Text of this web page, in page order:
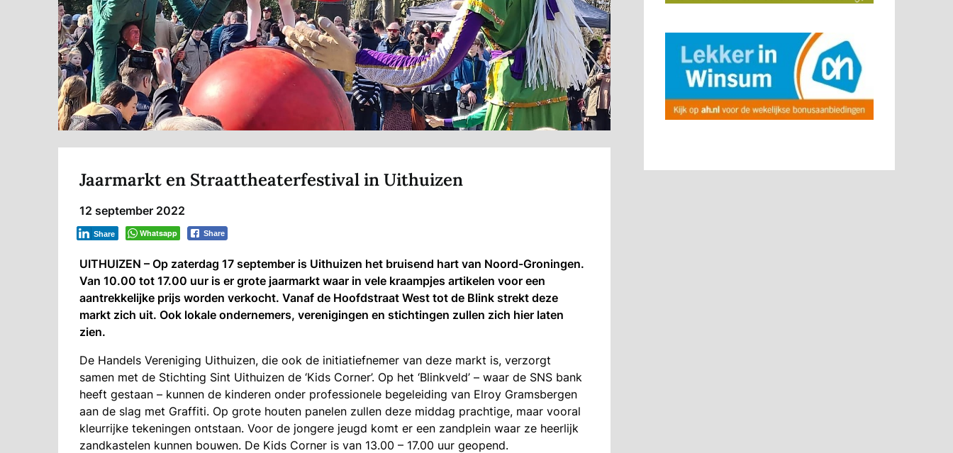
Jaarmarkt en Straattheaterfestival in Uithuizen
12 september 2022
Whatsapp Share
Share
UITHUIZEN – Op zaterdag 17 september is Uithuizen het bruisend hart van Noord-Groningen.
Van 10.00 tot 17.00 uur is er grote jaarmarkt waar in vele kraampjes artikelen voor een
aantrekkelijke prijs worden verkocht. Vanaf de Hoofdstraat West tot de Blink strekt deze
markt zich uit. Ook lokale ondernemers, verenigingen en stichtingen zullen zich hier laten
zien.
De Handels Vereniging Uithuizen, die ook de initiatiefnemer van deze markt is, verzorgt
samen met de Stichting Sint Uithuizen de ‘Kids Corner’. Op het ‘Blinkveld’ – waar de SNS bank
heeft gestaan – kunnen de kinderen onder professionele begeleiding van Elroy Gramsbergen
aan de slag met Graffiti. Op grote houten panelen zullen deze middag prachtige, maar vooral
kleurrijke tekeningen ontstaan. Voor de jongere jeugd komt er een zandplein waar ze heerlijk
zandkastelen kunnen bouwen. De Kids Corner is van 13.00 – 17.00 uur geopend.